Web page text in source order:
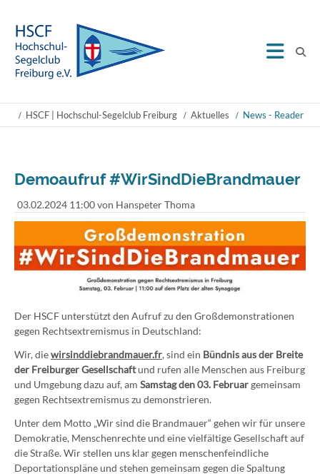
HSCF | Hochschul-Segelclub Freiburg Aktuelles News - Reader
Demoaufruf #WirSindDieBrandmauer
03.02.2024 11:00von Hanspeter Thoma
Der HSCF unterstützt den Aufruf zu den Großdemonstrationen
gegen Rechtsextremismus in Deutschland:
Wir, diewirsinddiebrandmauer.fr, sind ein Bündnis aus der Breite
der Freiburger Gesellschaftund rufen alle Menschen aus Freiburg
und Umgebung dazu auf, am Samstag den 03. Februargemeinsam
gegen Rechtsextremismus zu demonstrieren.
Unter dem Motto „Wir sind die Brandmauer“ gehen wir für unsere
Demokratie, Menschenrechte und eine vielfältige Gesellschaft auf
die Straße. Wir stellen uns klar gegen menschenfeindliche
Deportationspläne und stehen gemeinsam gegen die Spaltung